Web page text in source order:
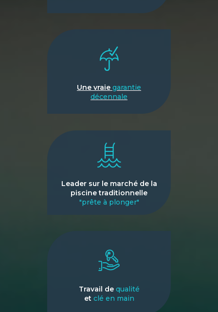
Une vraie garantie
décennale
Leader sur le marché de la
piscine traditionnelle
"prête à plonger"
Travail de qualité
et clé en main